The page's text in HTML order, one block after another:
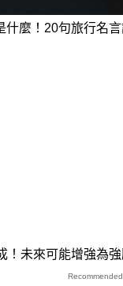
什麼！20句旅行名
！未來可能增強為強